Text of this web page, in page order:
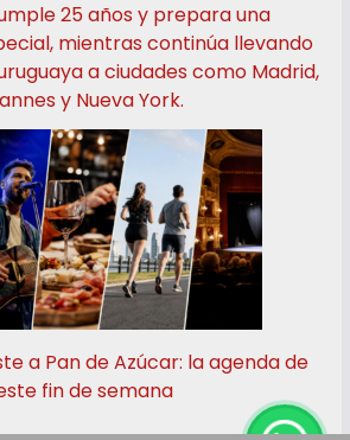
25 años y prepara una
mientras continúa llevando
a ciudades como Madrid,
y Nueva York.
a Pan de Azúcar: la agenda de
fin de semana